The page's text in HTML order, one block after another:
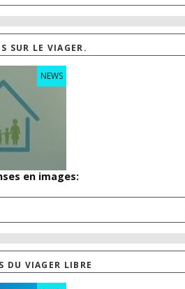
SUR LE VIAGER.
NEWS
en images:
DU VIAGER LIBRE